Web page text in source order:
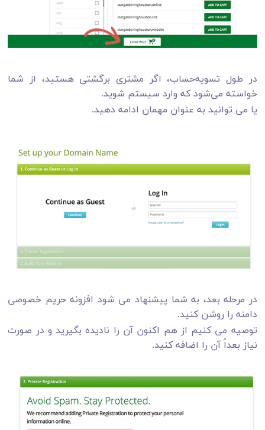
در طول تسویه‌حساب، اگر مشتری برگشتی هستید، از شما
خواسته می‌شود که وارد سیستم شوید.
یا می توانید به عنوان مهمان ادامه دهید.
در مرحله بعد، به شما پیشنهاد می شود افزونه حریم خصوصی
دامنه را روشن کنید.
توصیه می کنیم از هم اکنون آن را نادیده بگیرید و در صورت
نیاز بعداً آن را اضافه کنید.